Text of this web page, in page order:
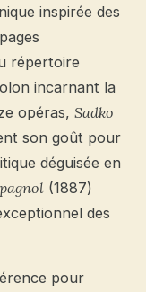
inspirée des
répertoire
incarnant la
opéras, Sadko
son goût pour
déguisée en
(1887)
des
pour